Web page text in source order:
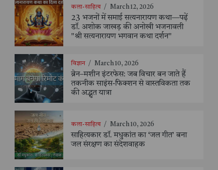
कला-साहित्य / March 12, 2026
23 भजनों में समाई सत्यनारायण कथा—पढ़ें
डॉ. अशोक जाखड़ की अनोखी भजनावली
"श्री सत्यनारायण भगवान कथा दर्शन"
विज्ञान / March 10, 2026
ब्रेन–मशीन इंटरफेस: जब विचार बन जाते हैं
तकनीक साइंस-फिक्शन से वास्तविकता तक
की अद्भुत यात्रा
कला-साहित्य / March 10, 2026
साहित्यकार डॉ. मधुकांत का ‘जल गीत’ बना
जल संरक्षण का संदेशवाहक